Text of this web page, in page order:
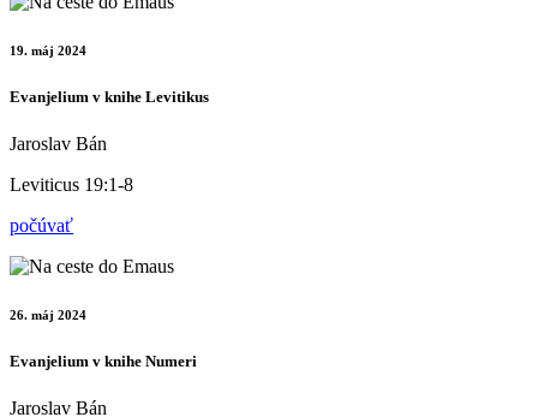
19. máj 2024
Evanjelium v knihe Levitikus
Jaroslav Bán
Leviticus 19:1-8
počúvať
26. máj 2024
Evanjelium v knihe Numeri
Jaroslav Bán